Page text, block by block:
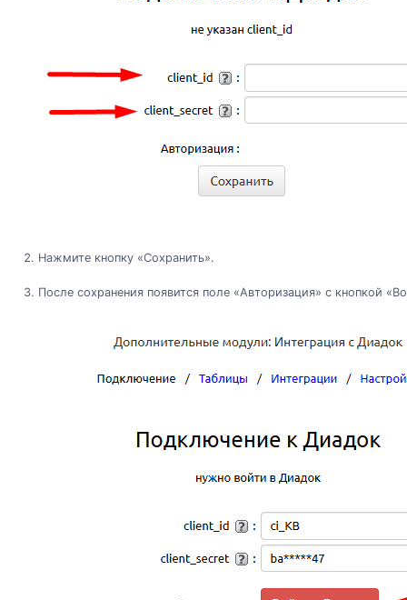
Нажмите кнопку «Сохранить».
После сохранения появится поле «Авторизация» с кнопкой